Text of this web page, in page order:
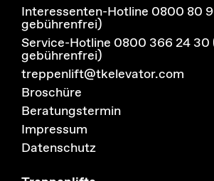
Interessenten-Hotline 0800 80
gebührenfrei)
Service-Hotline 0800 366 24
gebührenfrei)
treppenlift@tkelevator.com
Broschüre
Beratungstermin
Impressum
Datenschutz